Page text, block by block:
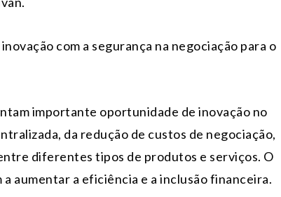
com a segurança na negociação para o
importante oportunidade de inovação no
da redução de custos de negociação,
diferentes tipos de produtos e serviços. O
aumentar a eficiência e a inclusão financeira.